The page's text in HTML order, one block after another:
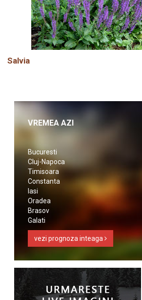
Salvia
VREMEA AZI
Bucuresti
Cluj-Napoca
Timisoara
Constanta
Iasi
Oradea
Brasov
Galati
vezi prognoza inteaga